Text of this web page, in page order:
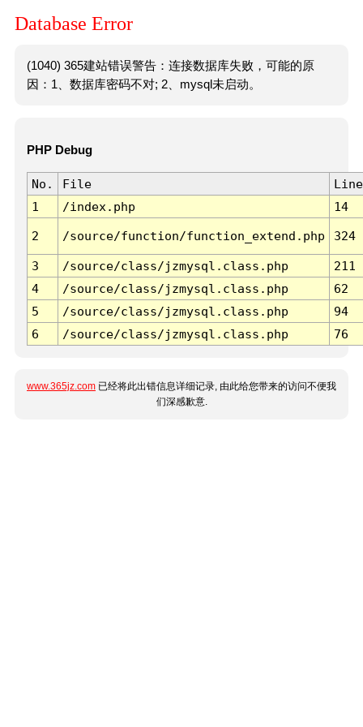
Database Error
(1040) 365建站错误警告：连接数据库失败，可能的原
因：1、数据库密码不对; 2、mysql未启动。
PHP Debug
No. File
Line
1
/index.php 14
2 /source/function/function_extend.php 324
3 /source/class/jzmysql.class.php
211
4
/source/class/jzmysql.class.php
62
5
/source/class/jzmysql.class.php
94
6
/source/class/jzmysql.class.php 76
www.365jz.com 已经将此出错信息详细记录, 由此给您带来的访问不便我
们深感歉意.